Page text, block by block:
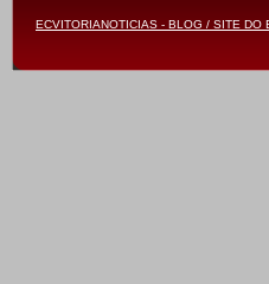
ECVITORIANOTICIAS - BLOG / SITE DO